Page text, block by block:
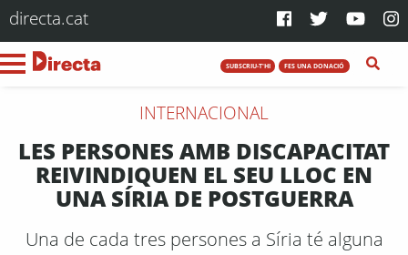
directa.cat
SUBSCRIU-T'HI FES UNA DONACIÓ
INTERNACIONAL
LES PERSONES AMB DISCAPACITAT
REIVINDIQUEN EL SEU LLOC EN
UNA SÍRIA DE POSTGUERRA
Una de cada tres persones a Síria té alguna